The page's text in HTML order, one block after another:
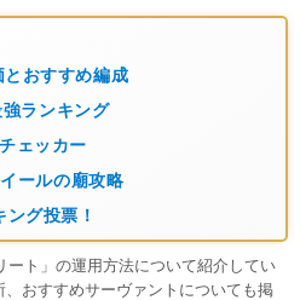
おすすめ編成
強ランキング
ェッカー
ールの廟攻略
グ投票！
ート」の運用方法について紹介してい
おすすめサーヴァントについても掲